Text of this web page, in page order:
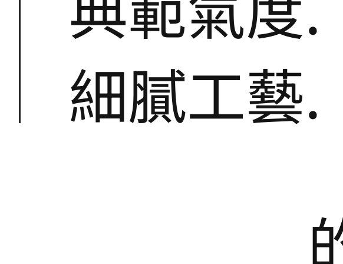
細膩工藝.